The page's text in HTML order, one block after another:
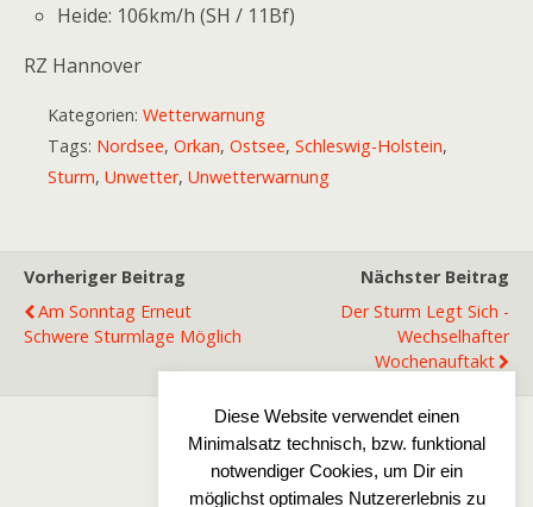
‪Heide‬: 106km/h (SH / 11Bf)
RZ Hannover
Kategorien: Wetterwarnung
Tags: Nordsee, Orkan, Ostsee, Schleswig-Holstein,
Sturm, Unwetter, Unwetterwarnung
Vorheriger Beitrag
Am Sonntag Erneut
Schwere Sturmlage Möglich
Nächster Beitrag
Der Sturm Legt Sich -
Wechselhafter
Wochenauftakt
Zum Seitenanfang
Diese Website verwendet einen
Minimalsatz technisch, bzw. funktional
notwendiger Cookies, um Dir ein
möglichst optimales Nutzererlebnis zu